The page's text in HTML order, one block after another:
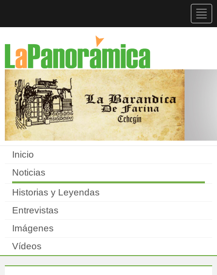
Inicio
Noticias
Historias y Leyendas
Entrevistas
Imágenes
Vídeos